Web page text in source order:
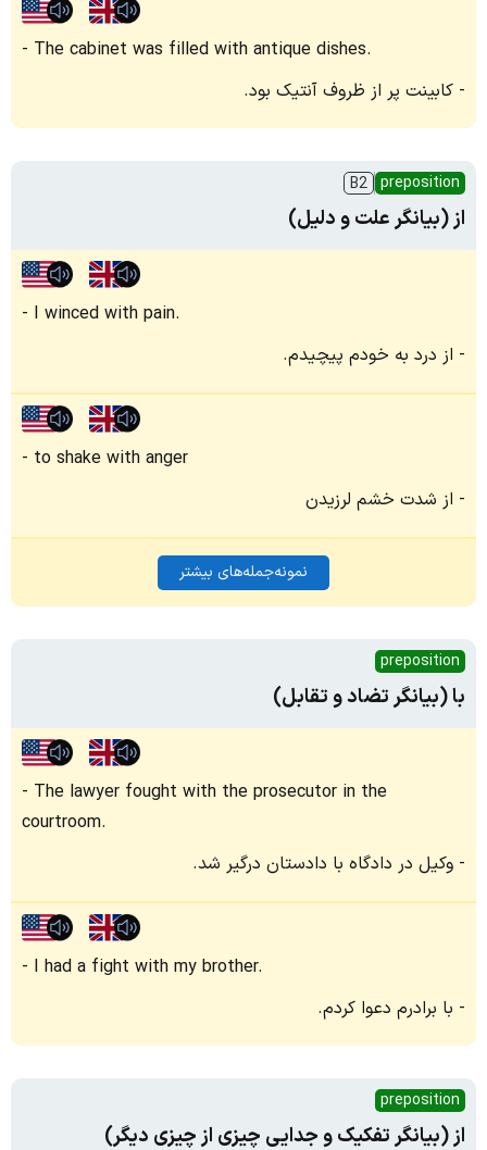
The cabinet was filled with antique dishes.
کابینت پر از ظروف آنتیک بود.
preposition
B2
از (بیانگر علت و دلیل)
I winced with pain.
از درد به خودم پیچیدم.
to shake with anger
از شدت خشم لرزیدن
نمونه‌جمله‌های بیشتر
preposition
با (بیانگر تضاد و تقابل)
The lawyer fought with the prosecutor in the
courtroom.
وکیل در دادگاه با دادستان درگیر شد.
I had a fight with my brother.
با برادرم دعوا کردم.
preposition
از (بیانگر تفکیک و جدایی چیزی از چیزی دیگر)